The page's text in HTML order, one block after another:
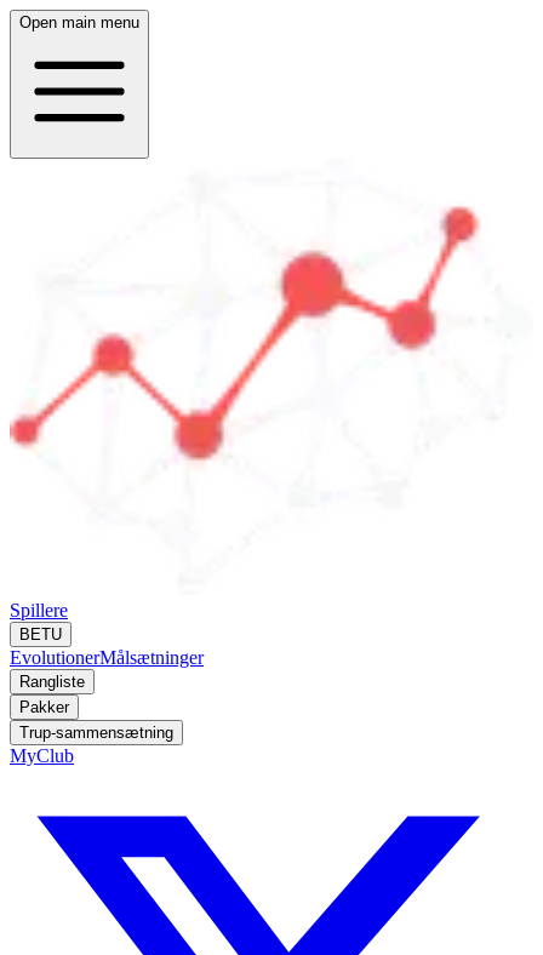
Open main menu
Spillere
BETU
EvolutionerMålsætninger
Rangliste
Pakker
Trup-sammensætning
MyClub